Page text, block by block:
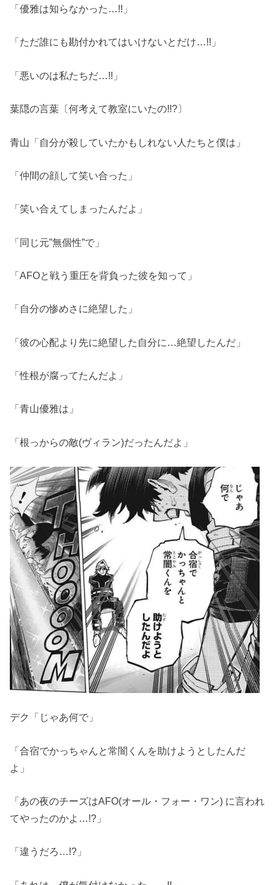
「優雅は知らなかった…!!」
「ただ誰にも勘付かれてはいけないとだけ…!!」
「悪いのは私たちだ…!!」
葉隠の言葉〔何考えて教室にいたの!!?〕
青山「自分が殺していたかもしれない人たちと僕は」
「仲間の顔して笑い合った」
「笑い合えてしまったんだよ」
「同じ元”無個性”で」
「AFOと戦う重圧を背負った彼を知って」
「自分の惨めさに絶望した」
「彼の心配より先に絶望した自分に…絶望したんだ」
「性根が腐ってたんだよ」
「青山優雅は」
「根っからの敵(ヴィラン)だったんだよ」
デク「じゃあ何で」
「合宿でかっちゃんと常闇くんを助けようとしたんだ
よ」
「あの夜のチーズはAFO(オール・フォー・ワン) に言われ
てやったのかよ…!?」
「違うだろ…!?」